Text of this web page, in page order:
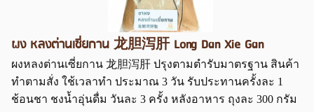
ผง หลงต่านเซี่ยกาน 龙胆泻肝 Long Dan Xie Gan
ผงหลงต่านเซี่ยกาน 龙胆泻肝 ปรุงตามตำรับมาตรฐาน สินค้า
ทำตามสั่ง ใช้เวลาทำ ประมาณ 3 วัน รับประทานครั้งละ 1
ช้อนชา ชงน้ำอุ่นดื่ม วันละ 3 ครั้ง หลังอาหาร ถุงละ 300 กรัม